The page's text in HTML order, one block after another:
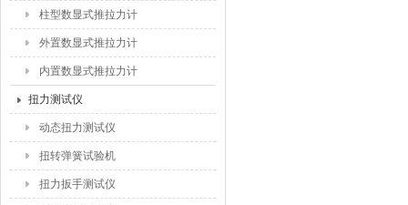
柱型数显式推拉力计
外置数显式推拉力计
内置数显式推拉力计
扭力测试仪
动态扭力测试仪
扭转弹簧试验机
扭力扳手测试仪